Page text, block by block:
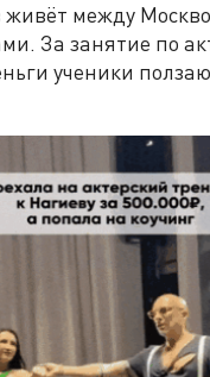
между
За занятие по
ученики